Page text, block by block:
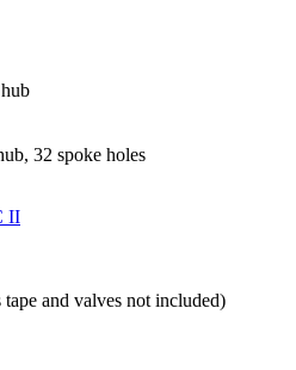
32 spoke holes
II
tape and valves not included)